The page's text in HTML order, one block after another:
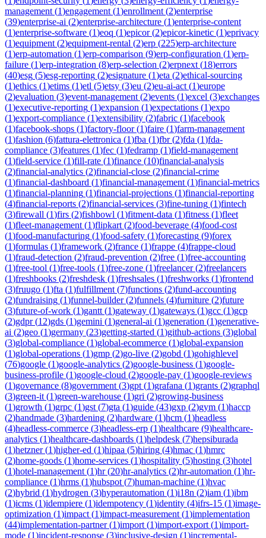
management (1)engagement (1)enrollment (2)enterprise
(39)enterprise-ai (2)enterprise-architecture (1)enterprise-content
(1)enterprise-software (1)eoq (1)epicor(2)epicor-kinetic (1)eprivacy
(1)equipment (2)equipment-rental (2)erp (225)erp-architecture
(1)erp-automation (1)erp-comparison (9)erp-configuration (1)erp-
failure (1)erp-integration (8)erp-selection (2)erpnext (18)errors
(40)esg (5)esg-reporting (2)esignature (1)eta (2)ethical-sourcing
(1)ethics (1)etims (1)etl (5)etsy (3)eu (2)eu-ai-act (1)europe
(2)evaluation (3)event-management (2)events (1)excel (3)exchanges
(1)executive-reporting (1)expansion (1)expectations (1)expo
(1)export-compliance (1)extensibility (2)fabric (1)facebook
(1)facebook-shops (1)factory-floor(1)faire (1)farm-management
(1)fashion (6)fattura-elettronica (1)fba (1)fbr(2)fda (1)fda-
compliance (3)features (1)fec (1)fedramp (1)field-management
(1)field-service (1)fill-rate (1)finance (10)financial-analysis
(2)financial-analytics (2)financial-close (2)financial-crime
(1)financial-dashboard (1)financial-management (1)financial-metrics
(1)financial-planning (1)financial-projections (1)financial-reporting
(4)financial-reports (2)financial-services (3)fine-tuning (1)fintech
(3)firewall (1)firs (2)fishbowl (1)fitment-data (1)fitness (1)fleet
(1)fleet-management (1)flipkart (2)food-beverage (4)food-cost
(1)food-manufacturing (1)food-safety (1)forecasting (9)forex
(1)formulas (1)framework (2)france (1)frappe (4)frappe-cloud
(1)fraud-detection (2)fraud-prevention (2)free (1)free-accounting
(1)free-tool (1)free-tools (1)free-zone (1)freelancer(2)freelancers
(1)freshbooks (2)freshdesk (1)freshsales (1)freshworks (1)frontend
(3)fruugo (1)fta (1)fulfillment (7)functions (2)fund-accounting
(2)fundraising (1)funnel-builder(2)funnels (4)furniture (2)future
(3)future-of-work (1)gantt (1)gateway (1)gateways (1)gcc (1)gcp
(2)gdpr(12)gds (1)gemini (1)general-ai (1)generation (1)generative-
ai (2)geo (1)germany (23)getting-started (1)github-actions (3)global
(3)global-compliance (1)global-ecommerce (1)global-expansion
(1)global-operations (1)gmp (2)go-live (2)gobd (1)gohighlevel
(76)google (1)google-analytics (2)google-business (1)google-
business-profile (1)google-cloud (2)google-pay (1)google-reviews
(1)governance (8)government (3)gpt (1)grafana (1)grants (2)graphql
(3)green-it (1)green-warehouse (1)gri (2)growing-business
(1)growth (1)grpc (1)gst (7)gta (1)guide (43)gxp (2)gym (1)haccp
(2)handmade (3)hardening (2)hardware (1)hcm (1)headless
(4)headless-commerce (3)headless-erp (1)healthcare (9)healthcare-
analytics (1)healthcare-dashboards (1)helpdesk (7)hepsiburada
(1)hetzner(1)higher-ed (1)hipaa (5)hiring (4)hmac (1)hmrc
(2)home-goods (1)home-services (1)hospitality (5)hosting (3)hotel
(1)hotel-management (1)hr(20)hr-analytics (2)hr-automation (1)hr-
compliance (1)hrms (1)hubspot (7)human-machine (1)hvac
(2)hybrid (1)hydrogen (3)hyperautomation (1)i18n (2)iam (1)ibm
(1)icms (1)idempiere (1)idempotency (1)identity (4)ifrs-15 (1)image-
optimization (1)impact (1)impact-measurement (1)implementation
(44)implementation-partner(1)import (1)import-export (1)import-
mode (1)incident-response (3)inclusive-design (1)incremental-